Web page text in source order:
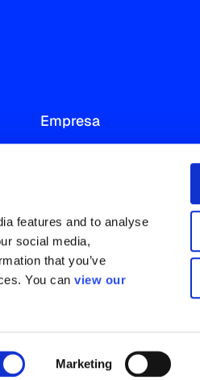
features and to analyse
social media,
that you’ve
You can view our
Marketing
Empresa
Notícias e Recursos
Trabalhe Conosco
Contato